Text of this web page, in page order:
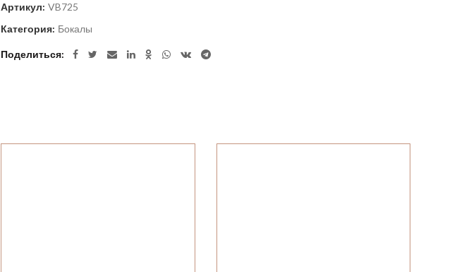
Артикул: VB725
Категория: Бокалы
Поделиться